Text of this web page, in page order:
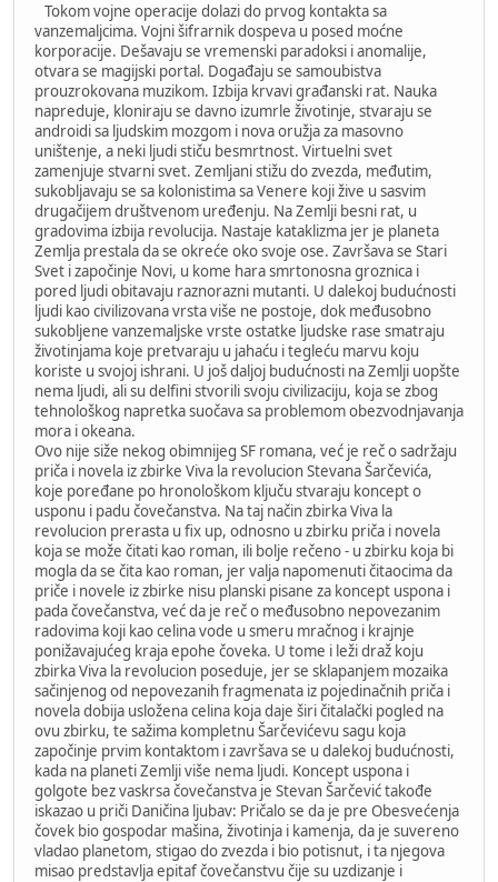
Tokom vojne operacije dolazi do prvog kontakta sa
vanzemaljcima. Vojni šifrarnik dospeva u posed moćne
korporacije. Dešavaju se vremenski paradoksi i anomalije,
otvara se magijski portal. Događaju se samoubistva
prouzrokovana muzikom. Izbija krvavi građanski rat. Nauka
napreduje, kloniraju se davno izumrle životinje, stvaraju se
androidi sa ljudskim mozgom i nova oružja za masovno
uništenje, a neki ljudi stiču besmrtnost. Virtuelni svet
zamenjuje stvarni svet. Zemljani stižu do zvezda, međutim,
sukobljavaju se sa kolonistima sa Venere koji žive u sasvim
drugačijem društvenom uređenju. Na Zemlji besni rat, u
gradovima izbija revolucija. Nastaje kataklizma jer je planeta
Zemlja prestala da se okreće oko svoje ose. Završava se Stari
Svet i započinje Novi, u kome hara smrtonosna groznica i
pored ljudi obitavaju raznorazni mutanti. U dalekoj budućnosti
ljudi kao civilizovana vrsta više ne postoje, dok međusobno
sukobljene vanzemaljske vrste ostatke ljudske rase smatraju
životinjama koje pretvaraju u jahaću i tegleću marvu koju
koriste u svojoj ishrani. U još daljoj budućnosti na Zemlji uopšte
nema ljudi, ali su delfini stvorili svoju civilizaciju, koja se zbog
tehnološkog napretka suočava sa problemom obezvodnjavanja
mora i okeana.
Ovo nije siže nekog obimnijeg SF romana, već je reč o sadržaju
priča i novela iz zbirke Viva la revolucion Stevana Šarčevića,
koje poređane po hronološkom ključu stvaraju koncept o
usponu i padu čovečanstva. Na taj način zbirka Viva la
revolucion prerasta u fix up, odnosno u zbirku priča i novela
koja se može čitati kao roman, ili bolje rečeno - u zbirku koja bi
mogla da se čita kao roman, jer valja napomenuti čitaocima da
priče i novele iz zbirke nisu planski pisane za koncept uspona i
pada čovečanstva, već da je reč o međusobno nepovezanim
radovima koji kao celina vode u smeru mračnog i krajnje
ponižavajućeg kraja epohe čoveka. U tome i leži draž koju
zbirka Viva la revolucion poseduje, jer se sklapanjem mozaika
sačinjenog od nepovezanih fragmenata iz pojedinačnih priča i
novela dobija usložena celina koja daje širi čitalački pogled na
ovu zbirku, te sažima kompletnu Šarčevićevu sagu koja
započinje prvim kontaktom i završava se u dalekoj budućnosti,
kada na planeti Zemlji više nema ljudi. Koncept uspona i
golgote bez vaskrsa čovečanstva je Stevan Šarčević takođe
iskazao u priči Daničina ljubav: Pričalo se da je pre Obesvećenja
čovek bio gospodar mašina, životinja i kamenja, da je suvereno
vladao planetom, stigao do zvezda i bio potisnut, i ta njegova
misao predstavlja epitaf čovečanstvu čije su uzdizanje i